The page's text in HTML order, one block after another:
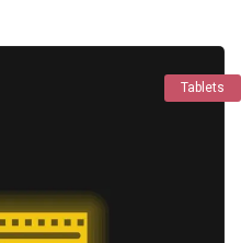
Tablets